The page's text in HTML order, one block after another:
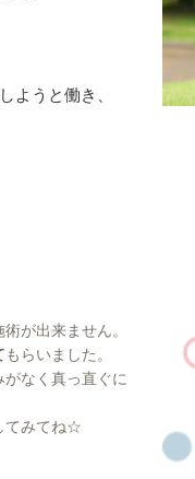
ようと働き、
が出来ません。
もらいました。
なく真っ直ぐに
てみてね☆